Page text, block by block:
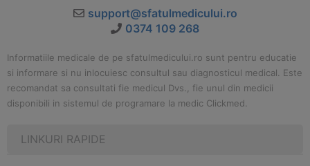
support@sfatulmedicului.ro
0374 109 268
Informatiile medicale de pe sfatulmedicului.ro sunt pentru educatie
si informare si nu inlocuiesc consultul sau diagnosticul medical. Este
recomandat sa consultati fie medicul Dvs., fie unul din medicii
disponibili in sistemul de programare la medic Clickmed.
LINKURI RAPIDE